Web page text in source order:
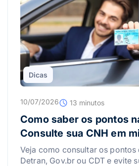
Dicas
10/07/2026 13 minutos
Como saber os pontos
Consulte sua CNH em
Veja como consultar os pontos
Detran, Gov.br ou CDT e evite